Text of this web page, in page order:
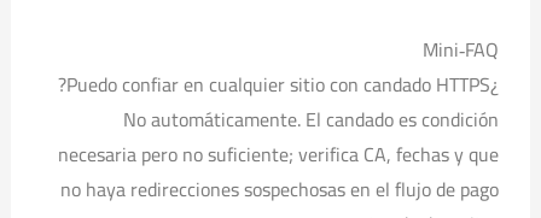
Mini‑FAQ
¿Puedo confiar en cualquier sitio con candado HTTPS?
No automáticamente. El candado es condición
necesaria pero no suficiente; verifica CA, fechas y que
no haya redirecciones sospechosas en el flujo de pago